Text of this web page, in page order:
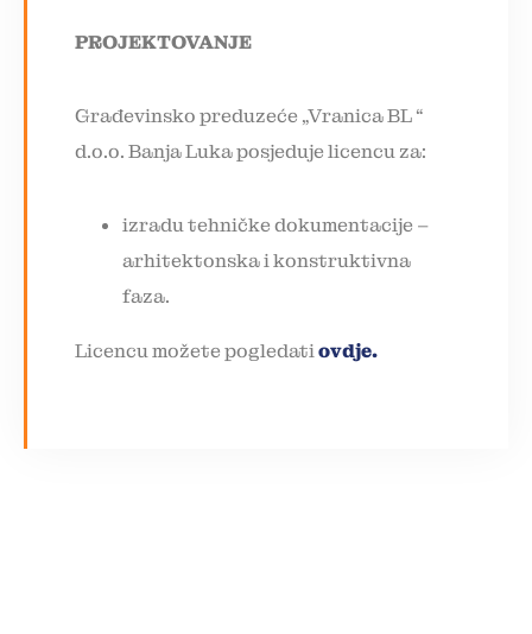
PROJEKTOVANJE
Građevinsko preduzeće „Vranica BL “
d.o.o. Banja Luka posjeduje licencu za:
izradu tehničke dokumentacije –
arhitektonska i konstruktivna
faza.
Licencu možete pogledatiovdje.